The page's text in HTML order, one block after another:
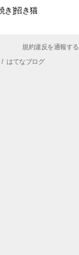
き]招き猫
規約違反を通報する
はてなブログ